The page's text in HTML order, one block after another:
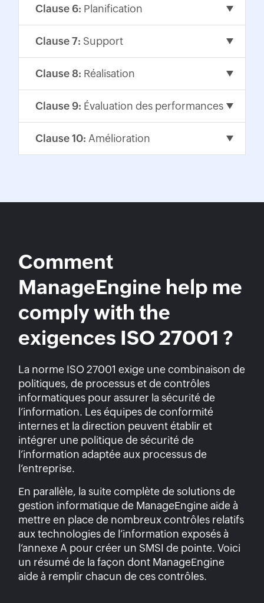
Clause 6: Planification
Clause 7: Support
Clause 8: Réalisation
Clause 9: Évaluation des performances
Clause 10: Amélioration
Comment
ManageEngine help me
comply with the
exigences ISO 27001 ?
La norme ISO 27001 exige une combinaison de
politiques, de processus et de contrôles
informatiques pour assurer la sécurité de
l’information. Les équipes de conformité
internes et la direction peuvent établir et
intégrer une politique de sécurité de
l’information adaptée aux processus de
l’entreprise.
En parallèle, la suite complète de solutions de
gestion informatique de ManageEngine aide à
mettre en place de nombreux contrôles relatifs
aux technologies de l’information exposés à
l’annexe A pour créer un SMSI de pointe. Voici
un résumé de la façon dont ManageEngine
aide à remplir chacun de ces contrôles.